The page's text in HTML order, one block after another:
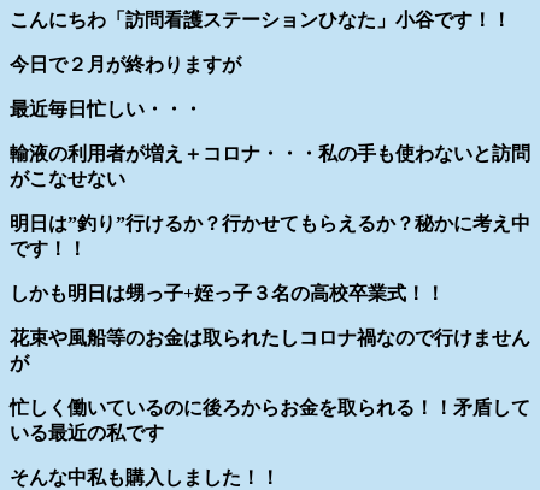
こんにちわ「訪問看護ステーションひなた」小谷です！！
今日で２月が終わりますが
最近毎日忙しい・・・
輸液の利用者が増え＋コロナ・・・私の手も使わないと訪問
がこなせない
明日は”釣り”行けるか？行かせてもらえるか？秘かに考え中
です！！
しかも明日は甥っ子+姪っ子３名の高校卒業式！！
花束や風船等のお金は取られたしコロナ禍なので行けません
が
忙しく働いているのに後ろからお金を取られる！！矛盾して
いる最近の私です
そんな中私も購入しました！！